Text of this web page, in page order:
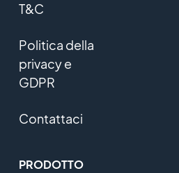
T&C
Politica della
privacy e
GDPR
Contattaci
PRODOTTO